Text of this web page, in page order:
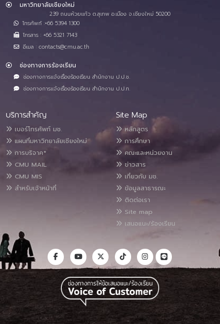
มหาวิทยาลัยเชียงใหม่
239 ถนนห้วยแก้ว ต.สุเทพ อ.เมือง จ.เชียงใหม่ 50200
โทรศัพท์ :+66 5394 1300
โทรสาร : +66 5321 7143
อีเมล : contacts@cmu.ac.th
ช่องทางการร้องเรียน
ช่องทางการแจ้งเรื่องร้องเรียน สำนักงาน ป.ป.ช.
ช่องทางการแจ้งเรื่องร้องเรียน สำนักงาน ป.ป.ท.
บริการสำคัญ
เบอร์โทรศัพท์ มช.
แผนที่มหาวิทยาลัยเชียงใหม่
การบริจาค*
CMU MAIL
CMU MIS
สำหรับเจ้าหน้าที่
Site Map
หลักสูตร
การศึกษา
คณะและหน่วยงาน
ข่าวสาร
เกี่ยวกับ มช.
ข้อมูลสาธารณะ
ติดต่อเรา
Site map
เสนอแนะ/ร้องเรียน